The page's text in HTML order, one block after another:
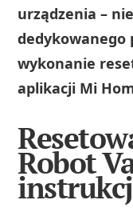
urządzenia –
dedykowanego
wykonanie
aplikacji Mi
Robot